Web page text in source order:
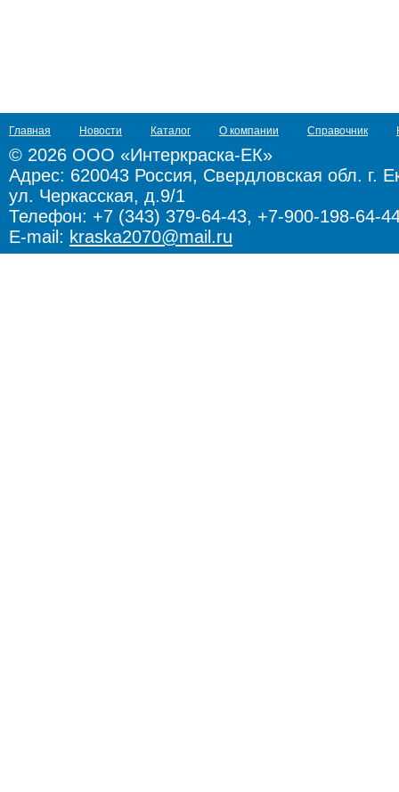
Главная Новости Каталог О компании Справочник
© 2026 ООО «Интеркраска-ЕК»
Адрес: 620043 Россия, Свердловская обл. г.
ул. Черкасская, д.9/1
Телефон: +7 (343) 379-64-43, +7-900-198-64-
E-mail: kraska2070@mail.ru